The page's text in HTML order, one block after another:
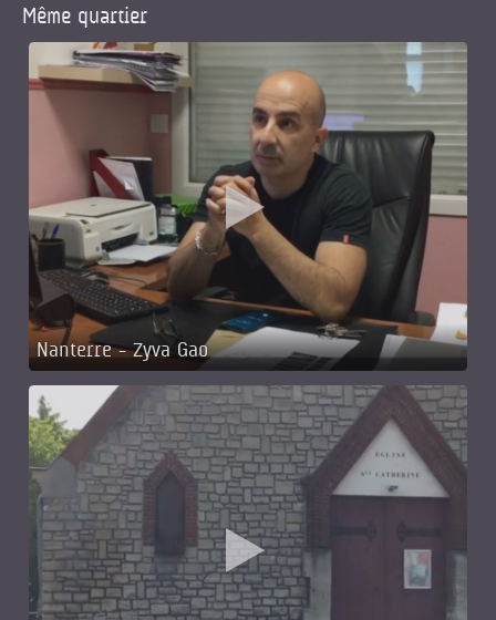
Même quartier
Nanterre - Zyva Gao